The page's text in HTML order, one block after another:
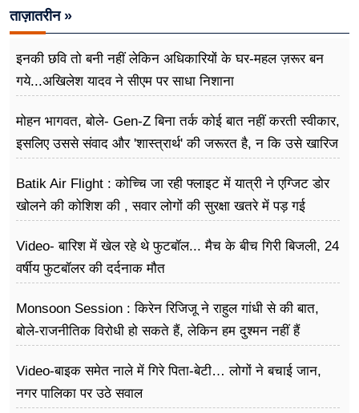
ताज़ातरीन »
इनकी छवि तो बनी नहीं लेकिन अधिकारियों के घर-महल ज़रूर बन
गये...अखिलेश यादव ने सीएम पर साधा​ निशाना
मोहन भागवत, बोले- Gen-Z बिना तर्क कोई बात नहीं करती स्वीकार,
इसलिए उससे संवाद और 'शास्त्रार्थ' की जरूरत है, न कि उसे खारिज
Batik Air Flight : कोच्चि जा रही फ्लाइट में यात्री ने एग्जिट डोर
खोलने की कोशिश की , सवार लोगों की सुरक्षा खतरे में पड़ गई
Video- बारिश में खेल रहे थे फुटबॉल... मैच के बीच गिरी बिजली, 24
वर्षीय फुटबॉलर की दर्दनाक मौत
Monsoon Session : किरेन रिजिजू ने राहुल गांधी से की बात,
बोले-राजनीतिक विरोधी हो सकते हैं, लेकिन हम दुश्मन नहीं हैं
Video-बाइक समेत नाले में गिरे पिता-बेटी… लोगों ने बचाई जान,
नगर पालिका पर उठे सवाल